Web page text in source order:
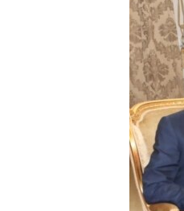
SCIENCE/TECHNOLOGIE